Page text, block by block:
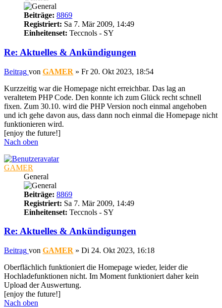
Beiträge: 8869
Registriert: Sa 7. Mär 2009, 14:49
Einheitenset: Teccnols - SY
Re: Aktuelles & Ankündigungen
Beitrag von GAMER » Fr 20. Okt 2023, 18:54
Kurzzeitig war die Homepage nicht erreichbar. Das lag an
veraltetem PHP Code. Den konnte ich zum Glück recht schnell
fixen. Zum 30.10. wird die PHP Version noch einmal angehoben
und ich gehe davon aus, dass dann noch einmal die Homepage nicht
funktionieren wird.
[enjoy the future!]
Nach oben
GAMER
General
Beiträge: 8869
Registriert: Sa 7. Mär 2009, 14:49
Einheitenset: Teccnols - SY
Re: Aktuelles & Ankündigungen
Beitrag von GAMER » Di 24. Okt 2023, 16:18
Oberflächlich funktioniert die Homepage wieder, leider die
Hochladefunktionen nicht. Im Moment funktioniert daher kein
Upload der Auswertung.
[enjoy the future!]
Nach oben